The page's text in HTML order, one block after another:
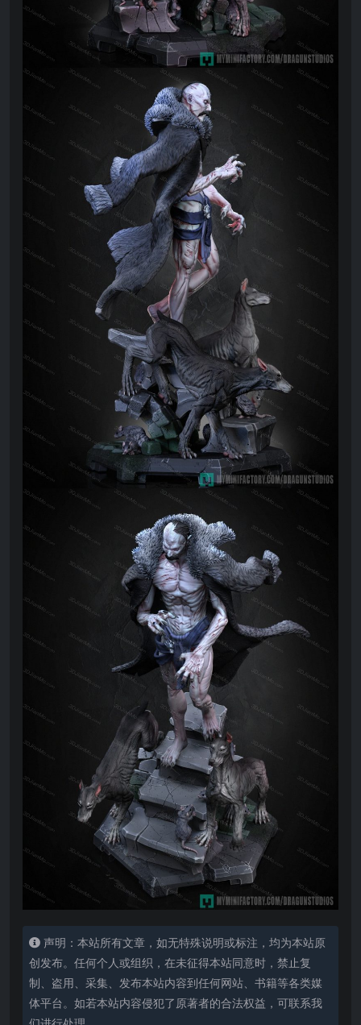
声明：本站所有文章，如无特殊说明或标注，均为本站原
创发布。任何个人或组织，在未征得本站同意时，禁止复
制、盗用、采集、发布本站内容到任何网站、书籍等各类媒
体平台。如若本站内容侵犯了原著者的合法权益，可联系我